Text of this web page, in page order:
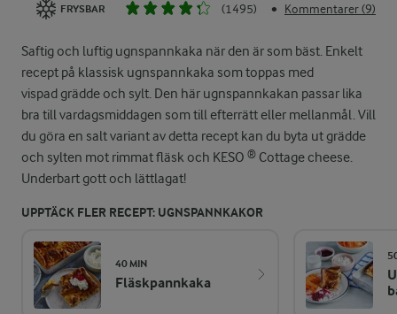
FRYSBAR (1495) • Kommentarer (9)
Saftig och luftig ugnspannkaka när den är som bäst. Enkelt
recept på klassisk ugnspannkaka som toppas med
vispad grädde och sylt. Den här ugnspannkakan passar lika
bra till vardagsmiddagen som till efterrätt eller mellanmål. Vill
du göra en salt variant av detta recept kan du byta ut grädde
och sylten mot rimmat fläsk och KESO ® Cottage cheese.
Underbart gott och lättlagat!
UPPTÄCK FLER RECEPT: UGNSPANNKAKOR
40 MIN
Fläskpannkaka